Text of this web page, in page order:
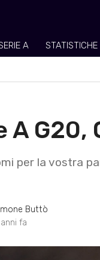
A STATISTICHE
A
per la vostra
Buttò
fa